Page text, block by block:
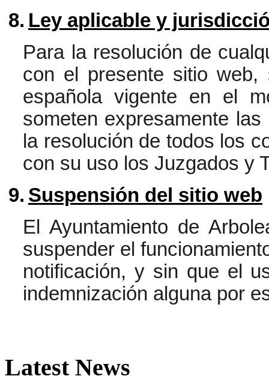
8. Ley aplicable y
Para la resolución de
con el presente sitio web,
española vigente en el
someten expresamente
la resolución de todos los
con su uso los Juzgados y
9. Suspensión del sitio web
El Ayuntamiento de
suspender el
notificación, y sin que el
indemnización alguna por
LatestNews